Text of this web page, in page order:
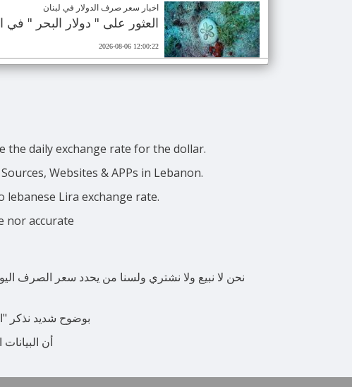
اخبار سعر صرف الدولار في لبنان
العثور على " دولار البحر "
2026-08-06 12:00:22
the daily exchange rate for the dollar.
Websites & APPs in Lebanon.
Lira exchange rate.
nor accurate
نحن لا نبيع ولا نشتري ولسنا من يحدد سعر الصرف
بوضوح شديد نذكر
أن